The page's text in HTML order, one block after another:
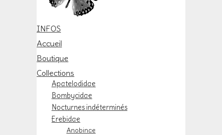
INFOS
Accueil
Boutique
Collections
Apatelodidae
Bombycidae
Nocturnes indéterminés
Erebidae
Anobinae